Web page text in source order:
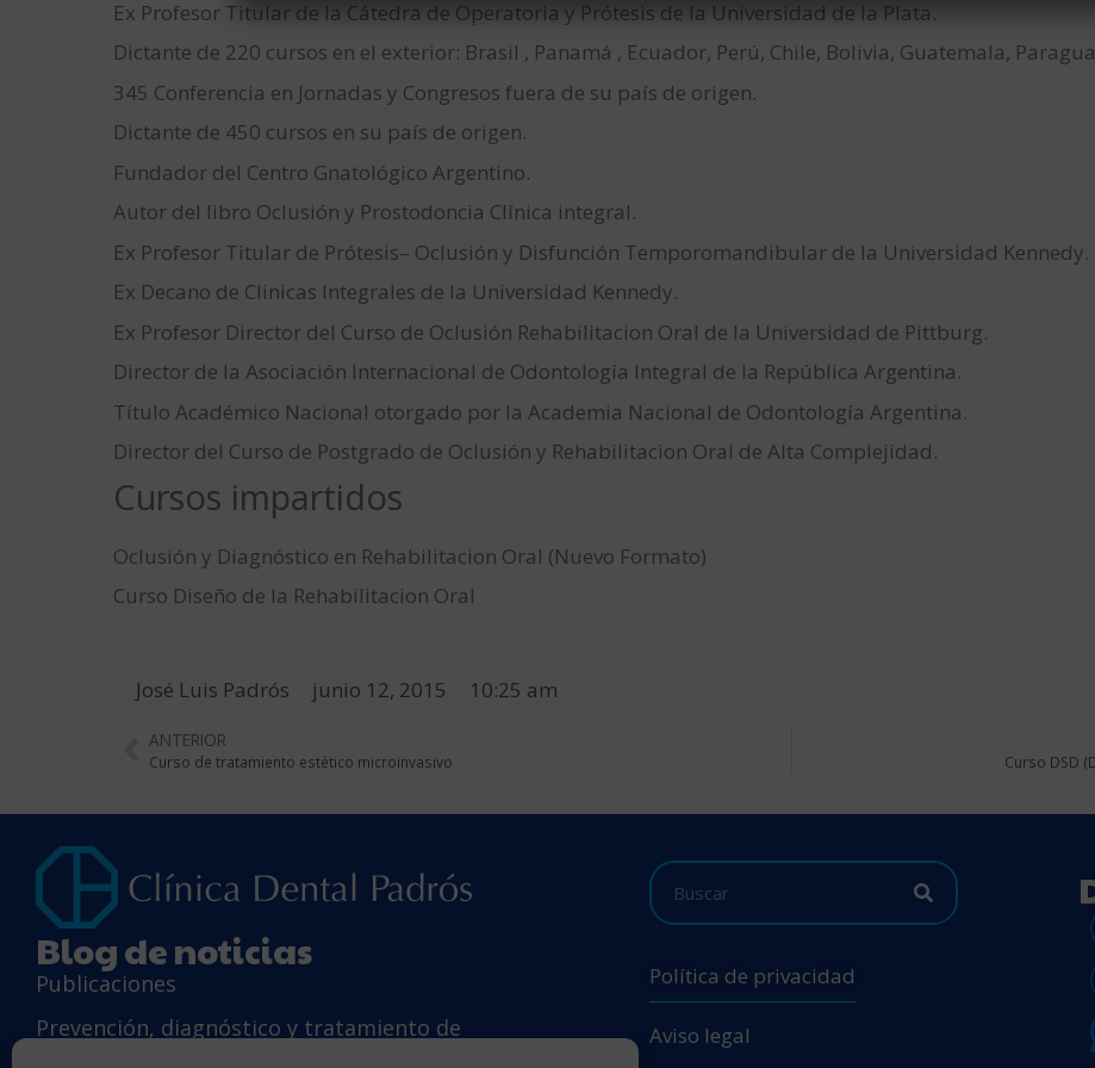
Ex Profesor Titular de la Cátedra de Operatoria y Prótesis de la Universidad de la Plata.
Dictante de 220 cursos en el exterior: Brasil , Panamá , Ecuador, Perú, Chile, Bolivia, Guatemala,
345 Conferencia en Jornadas y Congresos fuera de su país de origen.
Dictante de 450 cursos en su país de origen.
Fundador del Centro Gnatológico Argentino.
Autor del libro Oclusión y Prostodoncia Clínica integral.
Ex Profesor Titular de Prótesis– Oclusión y Disfunción Temporomandibular de la Universidad Kennedy.
Ex Decano de Clinicas Integrales de la Universidad Kennedy.
Ex Profesor Director del Curso de Oclusión Rehabilitacion Oral de la Universidad de Pittburg.
Director de la Asociación Internacional de Odontología Integral de la República Argentina.
Título Académico Nacional otorgado por la Academia Nacional de Odontología Argentina.
Director del Curso de Postgrado de Oclusión y Rehabilitacion Oral de Alta Complejidad.
Cursos impartidos
Oclusión y Diagnóstico en Rehabilitacion Oral (Nuevo Formato)
Curso Diseño de la Rehabilitacion Oral
José Luis Padrós junio 12, 2015 10:25 am
ANTERIOR
Curso de tratamiento estético microinvasivo Curso DSD
Blog de noticias
Publicaciones
Prevención, diagnóstico y tratamiento de
Política de privacidad
Aviso legal